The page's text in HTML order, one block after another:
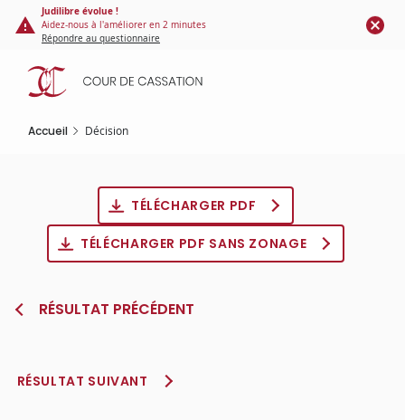
Panneau de gestion des cookies
contenu
principal
Judilibre évolue !
Aidez-nous à l'améliorer en 2 minutes
Répondre au questionnaire
Accueil Décision
TÉLÉCHARGER PDF
TÉLÉCHARGER PDF SANS ZONAGE
RÉSULTAT PRÉCÉDENT
RÉSULTAT SUIVANT